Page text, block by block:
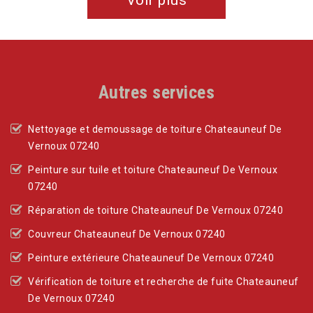
Autres services
Nettoyage et demoussage de toiture Chateauneuf De
Vernoux 07240
Peinture sur tuile et toiture Chateauneuf De Vernoux
07240
Réparation de toiture Chateauneuf De Vernoux 07240
Couvreur Chateauneuf De Vernoux 07240
Peinture extérieure Chateauneuf De Vernoux 07240
Vérification de toiture et recherche de fuite Chateauneuf
De Vernoux 07240